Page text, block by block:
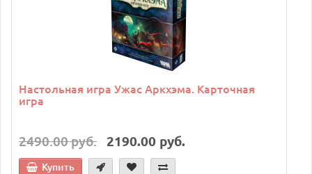
Настольная игра Ужас Аркхэма. Карточная
игра
2490.00 руб. 2190.00 руб.
Купить